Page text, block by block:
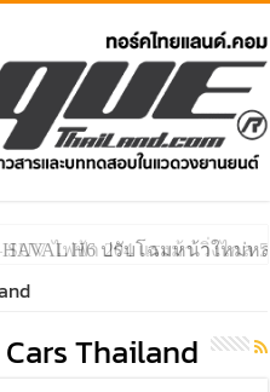
HAVAL H6 ปรับโฉมหน้าใหม่
Thailand